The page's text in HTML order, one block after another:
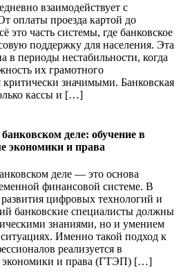
взаимодействует с
оплаты проезда картой до
часть системы, где банковское
поддержку для населения. Эта
в периоды нестабильности, когда
их грамотного
критически значимыми. Банковская
кассы и […]
деле: обучение в
экономики и права
деле — это основа
финансовой системе. В
цифровых технологий и
банковские специалисты должны
знаниями, но и умением
Именно такой подход к
реализуется в
экономики и права (ГТЭП) […]